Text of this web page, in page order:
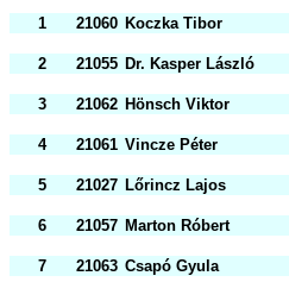
1 21060 Koczka Tibor
2
21055 Dr. Kasper László
3
21062 Hönsch Viktor
4
21061 Vincze Péter
5
21027 Lőrincz Lajos
6
21057 Marton Róbert
7
21063 Csapó Gyula